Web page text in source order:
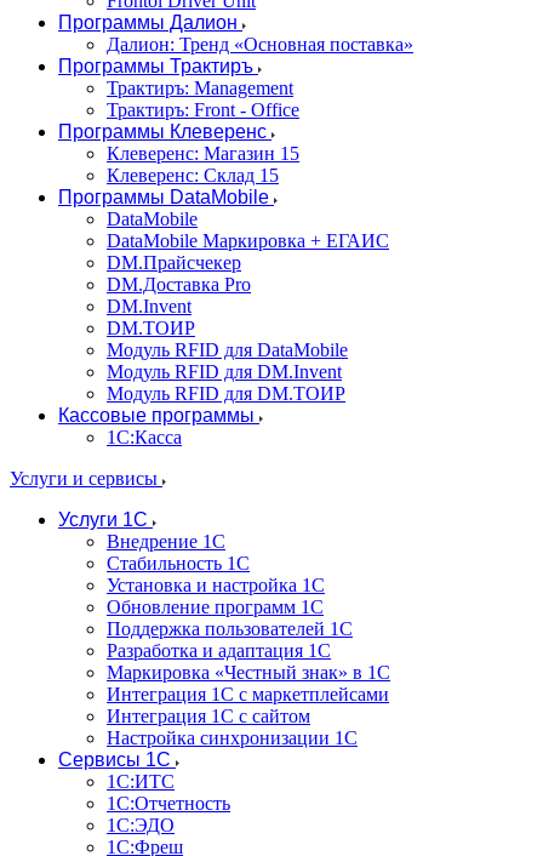
Программы Далион
Далион: Тренд «Основная поставка»
Программы Трактиръ
Трактиръ: Management
Трактиръ: Front - Office
Программы Клеверенс
Клеверенс: Магазин 15
Клеверенс: Склад 15
Программы DataMobile
DataMobile
DataMobile Маркировка + ЕГАИС
DM.Прайсчекер
DM.Доставка Pro
DM.Invent
DM.ТОИР
Модуль RFID для DataMobile
Модуль RFID для DM.Invent
Модуль RFID для DM.ТОИР
Кассовые программы
1С:Касса
Услуги и сервисы
Услуги 1С
Внедрение 1С
Стабильность 1С
Установка и настройка 1С
Обновление программ 1С
Поддержка пользователей 1С
Разработка и адаптация 1С
Маркировка «Честный знак» в 1С
Интеграция 1С с маркетплейсами
Интеграция 1С с сайтом
Настройка синхронизации 1С
Сервисы 1С
1С:ИТС
1С:Отчетность
1С:ЭДО
1С:Фреш